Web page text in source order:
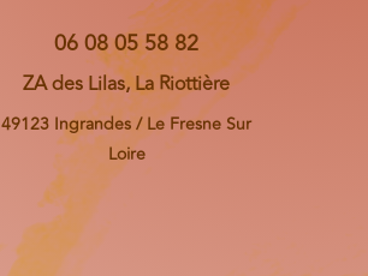
06 08 05 58 82
ZA des Lilas, La Riottière
49123 Ingrandes / Le Fresne Sur
Loire